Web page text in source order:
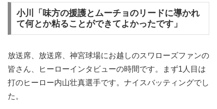
小川「味方の援護とムーチョのリードに導かれ
て何とか粘ることができてよかったです」
放送席、放送席、神宮球場にお越しのスワローズファンの
皆さん、ヒーローインタビューの時間です。まず1人目は
打のヒーロー内山壮真選手です。ナイスバッティングでし
た。